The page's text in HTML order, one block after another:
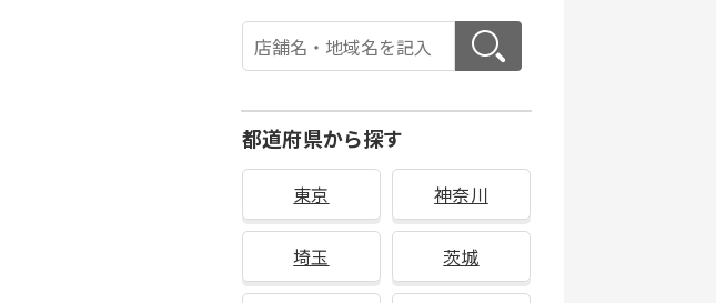
都道府県から探す
東京 神奈川
埼玉 茨城